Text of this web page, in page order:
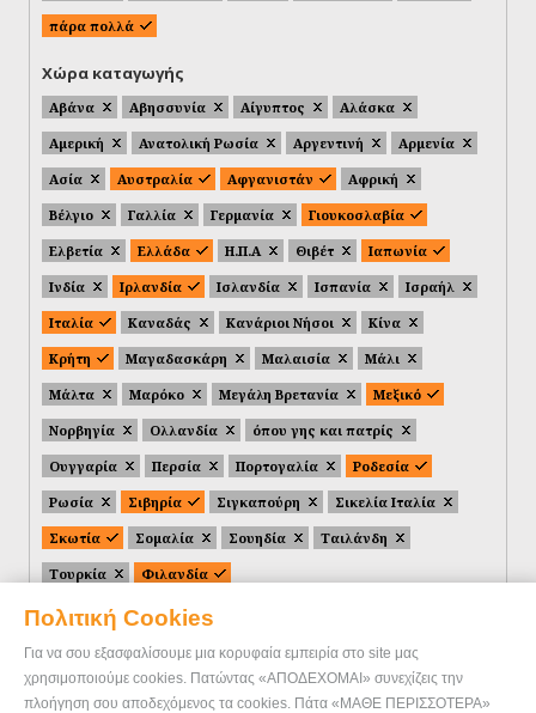
Πολιτική Cookies
Για να σου εξασφαλίσουμε μια κορυφαία εμπειρία στο site μας
χρησιμοποιούμε cookies. Πατώντας «ΑΠΟΔΕΧΟΜΑΙ» συνεχίζεις την
πλοήγηση σου αποδεχόμενος τα cookies. Πάτα «ΜΑΘΕ ΠΕΡΙΣΣΟΤΕΡΑ»
πάρα πολλά
Χώρα καταγωγής
Αβάνα Αβησσυνία Αίγυπτος
Αλάσκα
Αμερική
Ανατολική Ρωσία Αργεντινή
Αρμενία
Ασία
Αυστραλία Αφγανιστάν
Αφρική
Βέλγιο
Γαλλία Γερμανία
Γιουκοσλαβία
Ελβετία
Ελλάδα Η.Π.Α Θιβέτ
Ιαπωνία
Ινδία
Ιρλανδία Ισλανδία Ισπανία
Ισραήλ
Ιταλία
Καναδάς Κανάριοι Νήσοι
Κίνα
Κρήτη
Μαγαδασκάρη Μαλαισία
Μάλι
Μάλτα
Μαρόκο Μεγάλη Βρετανία
Μεξικό
Νορβηγία
Ολλανδία
όπου γης και πατρίς
Ουγγαρία
Περσία Πορτογαλία
Ροδεσία
Ρωσία
Σιβηρία Σιγκαπούρη
Σικελία Ιταλία
Σκωτία
Σομαλία Σουηδία
Ταιλάνδη
Τουρκία
Φιλανδία